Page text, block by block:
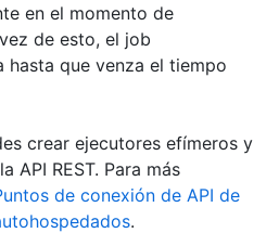
en el momento de
de esto, el job
hasta que venza el tiempo
crear ejecutores efímeros y
API REST. Para más
de conexión de API de
.